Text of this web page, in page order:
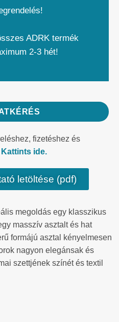
ADRK termék
2-3 hét!
fizetéshez és
Kattints ide.
letöltése (pdf)
megoldás egy klasszikus
masszív asztalt és hat
formájú asztal kényelmesen
nagyon elegánsak és
szettjének színét és textil